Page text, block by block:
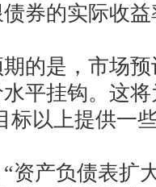
券的实际收益
是，市场预
平挂钩。这
标以上提供一
产负债表扩